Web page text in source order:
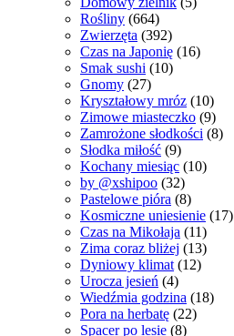
Rośliny (664)
Zwierzęta (392)
Czas na Japonię (16)
Smak sushi (10)
Gnomy (27)
Kryształowy mróz (10)
Zimowe miasteczko (9)
Zamrożone słodkości (8)
Słodka miłość (9)
Kochany miesiąc (10)
by @xshipoo (32)
Pastelowe pióra (8)
Kosmiczne uniesienie (17)
Czas na Mikołaja (11)
Zima coraz bliżej (13)
Dyniowy klimat (12)
Urocza jesień (4)
Wiedźmia godzina (18)
Pora na herbatę (22)
Spacer po lesie (8)